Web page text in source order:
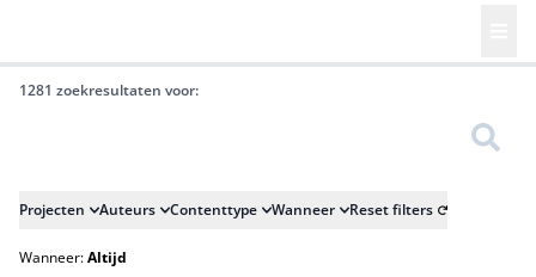
1281 zoekresultaten voor:
Projecten Auteurs Contenttype Wanneer Reset filters
Wanneer:Altijd